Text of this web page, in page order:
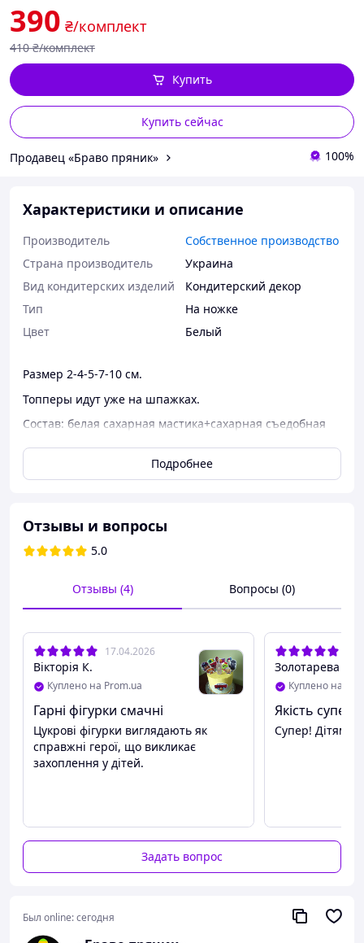
390 ₴/комплект
410 ₴/комплект
Купить сейчас
Купить
Продавец «Браво пряник» 100%
Характеристики и описание
Производитель
Собственное производство
Страна производитель
Украина
Вид кондитерских изделий
Кондитерский декор
Тип
На ножке
Цвет
Белый
Размер 2-4-5-7-10 см.
Топперы идут уже на шпажках.
Состав: белая сахарная мастика+сахарная съедобная
Пищевые красители Lesepidado.
Хранить в темном, сухом месте (не в холодильнике)
Подробнее
Отзывы и вопросы
5.0
Отзывы (4) Вопросы (0)
17.04.2026
Вікторія К.
Куплено на Prom.ua
Гарні фігурки смачні
Цукрові фігурки виглядають як
справжні герої, що викликає
захоплення у дітей.
Золотарева Н.
Куплено на
Якість супер!
Супер! Дітям
Задать вопрос
Был online:сегодня